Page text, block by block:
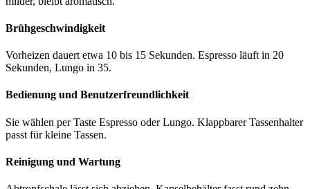
Brühgeschwindigkeit
Vorheizen dauert etwa 10 bis 15 Sekunden. Espresso läuft in 20
Sekunden, Lungo in 35.
Bedienung und Benutzerfreundlichkeit
Sie wählen per Taste Espresso oder Lungo. Klappbarer Tassenhalter
passt für kleine Tassen.
Reinigung und Wartung